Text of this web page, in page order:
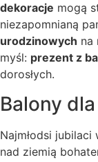
dekoracje mogą
niezapomnianą
urodzinowych na
myśl: prezent z
dorosłych.
Balony
Najmłodsi
nad ziemią